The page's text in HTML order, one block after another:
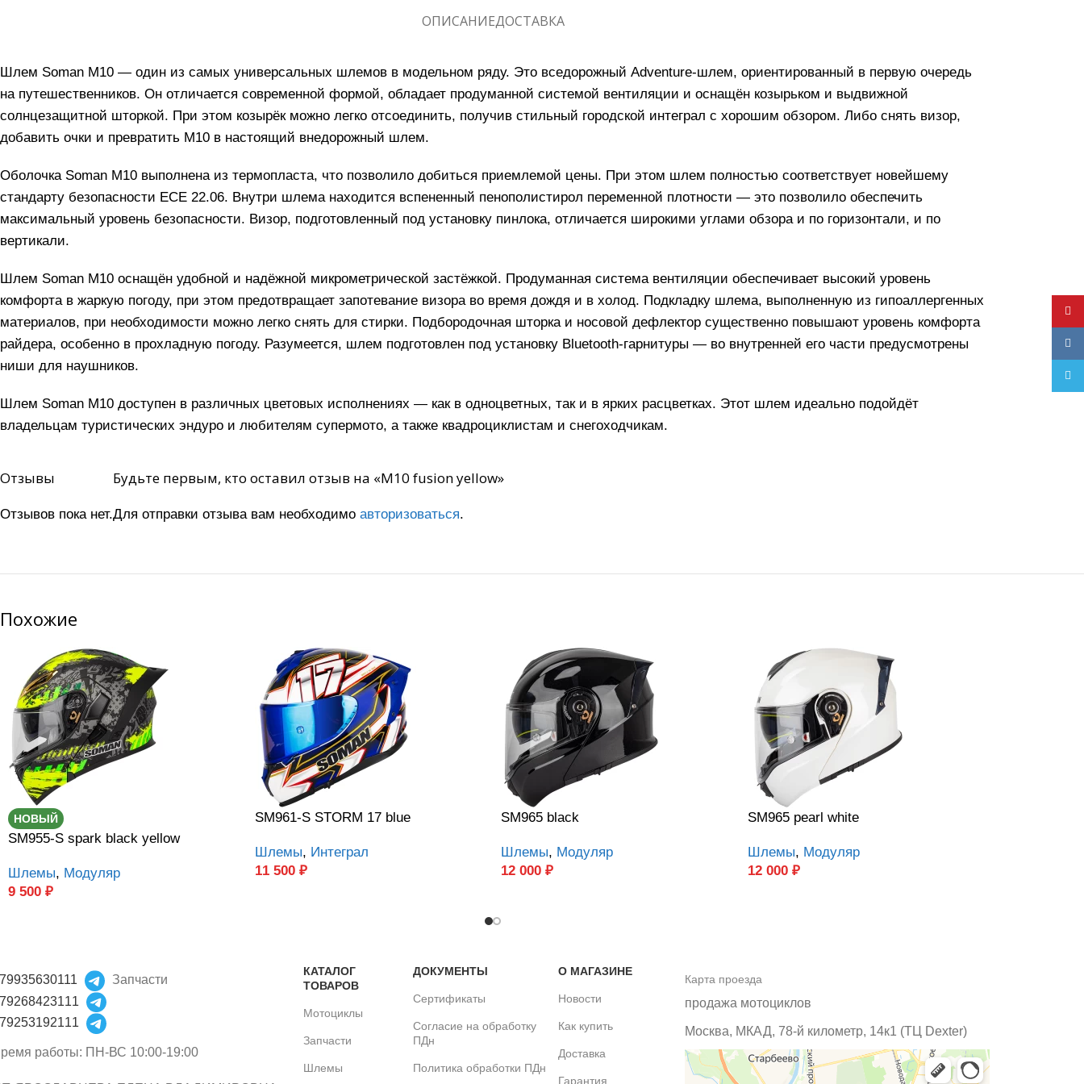
ОПИСАНИЕДОСТАВКА
Шлем Soman M10 — один из самых универсальных шлемов в модельном ряду. Это вседорожный Adventure-шлем, ориентированный в первую очередь
на путешественников. Он отличается современной формой, обладает продуманной системой вентиляции и оснащён козырьком и выдвижной
солнцезащитной шторкой. При этом козырёк можно легко отсоединить, получив стильный городской интеграл с хорошим обзором. Либо снять визор,
добавить очки и превратить M10 в настоящий внедорожный шлем.
Оболочка Soman M10 выполнена из термопласта, что позволило добиться приемлемой цены. При этом шлем полностью соответствует новейшему
стандарту безопасности ECE 22.06. Внутри шлема находится вспененный пенополистирол переменной плотности — это позволило обеспечить
максимальный уровень безопасности. Визор, подготовленный под установку пинлока, отличается широкими углами обзора и по горизонтали, и по
вертикали.
Шлем Soman M10 оснащён удобной и надёжной микрометрической застёжкой. Продуманная система вентиляции обеспечивает высокий уровень
комфорта в жаркую погоду, при этом предотвращает запотевание визора во время дождя и в холод. Подкладку шлема, выполненную из гипоаллергенных
материалов, при необходимости можно легко снять для стирки. Подбородочная шторка и носовой дефлектор существенно повышают уровень комфорта
райдера, особенно в прохладную погоду. Разумеется, шлем подготовлен под установку Bluetooth-гарнитуры — во внутренней его части предусмотрены
ниши для наушников.
Шлем Soman M10 доступен в различных цветовых исполнениях — как в одноцветных, так и в ярких расцветках. Этот шлем идеально подойдёт
владельцам туристических эндуро и любителям супермото, а также квадроциклистам и снегоходчикам.
Отзывы
Отзывов пока нет.
Будьте первым, кто оставил отзыв на «M10 fusion yellow»
Для отправки отзыва вам необходимо авторизоваться.
Похожие
НОВЫЙ
SM955-S spark black yellow
Шлемы, Модуляр
9 500 ₽
SM961-S STORM 17 blue
Шлемы, Интеграл
11 500 ₽
SM965 black
Шлемы, Модуляр
12 000 ₽
SM965 pearl white
Шлемы, Модуляр
12 000 ₽
Запчасти
работы: ПН-ВС 10:00-19:00
КАТАЛОГ
ТОВАРОВ
Мотоциклы
Запчасти
Шлемы
ДОКУМЕНТЫ
Сертификаты
Согласие на обработку
ПДн
Политика обработки ПДн
О МАГАЗИНЕ
Новости
Как купить
Доставка
Гарантия
Карта проезда
продажа мотоциклов
Москва, МКАД, 78-й километр, 14к1 (ТЦ Dexter)
VK